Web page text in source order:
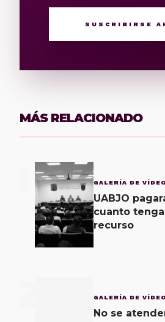
SUSCRIBIRSE
MÁS RELACIONADO
GALERÍA DE
UABJO
cuanto
recurso
GALERÍA DE
No se